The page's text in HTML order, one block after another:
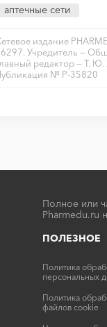
аптечные сети
издание
Учредитель —
редактор — Т. Ю.
№ P-35820
Полное или
Pharmedu.ru
ПОЛЕЗНОЕ
Политика
персональных
Политика
файлов cookie